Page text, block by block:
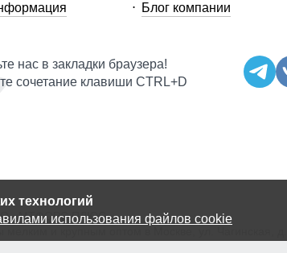
технологий
использования файлов cookie
Блог компании
нас в закладки браузера!
сочетание клавиши CTRL+D
«МТФОРС ПЛЮС»